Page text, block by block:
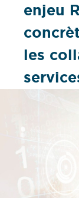
enjeu
les